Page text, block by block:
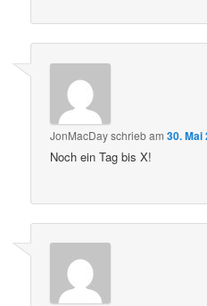
JonMacDayschriebam30. Mai
Noch ein Tag bis X!